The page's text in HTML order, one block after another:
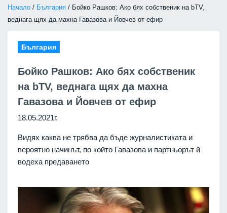
Начало / България / Бойко Рашков: Ако бях собственик на bTV,
веднага щях да махна Гавазова и Йовчев от ефир
България
Бойко Рашков: Ако бях собственик
на bTV, веднага щях да махна
Гавазова и Йовчев от ефир
18.05.2021г.
Видях каква не трябва да бъде журналистиката и
вероятно начинът, по който Гавазова и партньорът й
водеха предаването